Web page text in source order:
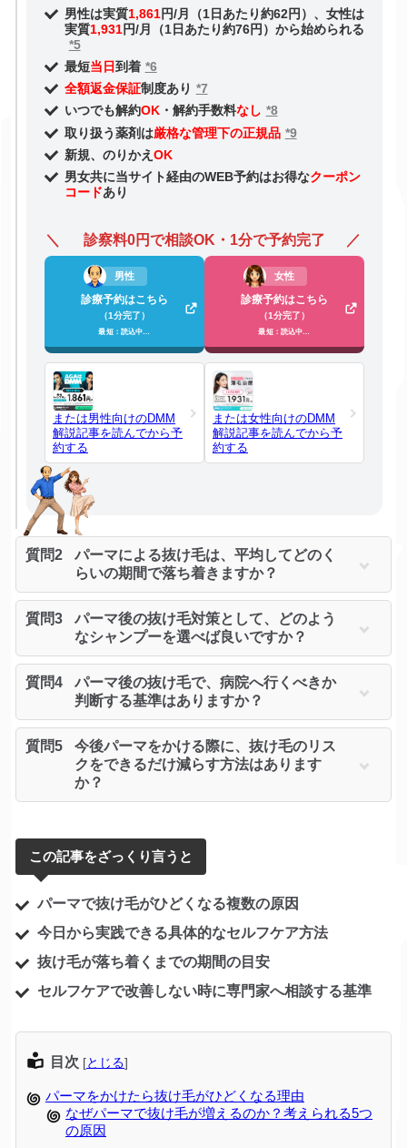
男性は実質1,861円/月（1日あたり約62円）、女性は
実質1,931円/月（1日あたり約76円）から始められる
*5
最短当日到着 *6
全額返金保証制度あり *7
いつでも解約OK・解約手数料なし *8
取り扱う薬剤は厳格な管理下の正規品 *9
新規、のりかえ OK
男女共に当サイト経由のWEB予約はお得なクーポン
コードあり
診察料0円で相談OK・1分で予約完了
男性
診療予約はこちら
（1分完了）
最短：読込中…
または男性向けのDMM
解説記事を読んでから予
約する
女性
診療予約はこちら
（1分完了）
最短：読込中…
または女性向けのDMM
解説記事を読んでから予
約する
質問2
パーマによる抜け毛は、平均してどのく
らいの期間で落ち着きますか？
質問3
パーマ後の抜け毛対策として、どのよう
なシャンプーを選べば良いですか？
質問4
パーマ後の抜け毛で、病院へ行くべきか
判断する基準はありますか？
質問5
今後パーマをかける際に、抜け毛のリス
クをできるだけ減らす方法はあります
か？
この記事をざっくり言うと
パーマで抜け毛がひどくなる複数の原因
今日から実践できる具体的なセルフケア方法
抜け毛が落ち着くまでの期間の目安
セルフケアで改善しない時に専門家へ相談する基準
目次 [とじる]
パーマをかけたら抜け毛がひどくなる理由
なぜパーマで抜け毛が増えるのか？考えられる5つ
の原因